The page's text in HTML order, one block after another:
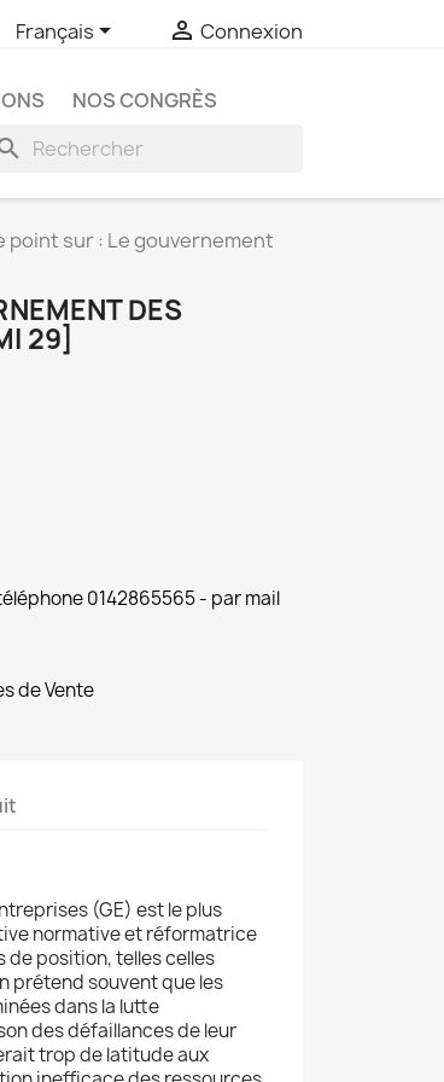
Français  Connexion
NOS CONGRÈS
point sur : Le gouvernement
DES
29]
0142865565 - par mail
de Vente
(GE) est le plus
normative et réformatrice
de position, telles celles
prétend souvent que les
dans la lutte
des défaillances de leur
trop de latitude aux